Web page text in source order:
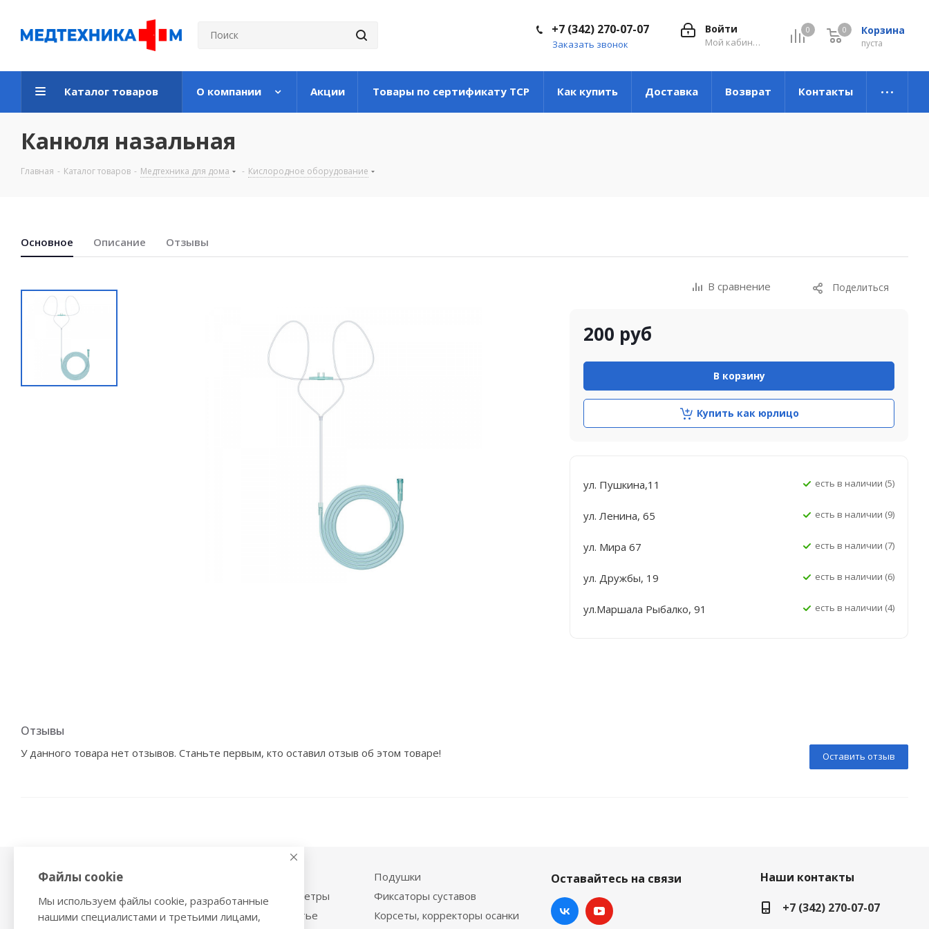
0 Корзина
0
пуста
0
Войти
Мой кабинет
+7 (342) 270-07-07
Заказать звонок
Каталог товаров О компании Акции Товары по сертификату ТСР Как купить Доставка Возврат Контакты
Канюля назальная
Главная - Каталог товаров - Медтехника для дома - Кислородное оборудование
Основноe Описание Отзывы
В сравнение Поделиться
200 руб
В корзину
Купить как юрлицо
ул. Пушкина,11 Есть в наличии (5)
ул. Ленина, 65 Есть в наличии (9)
ул. Мира 67 Есть в наличии (7)
ул. Дружбы, 19 Есть в наличии (6)
ул.Маршала Рыбалко, 91 Есть в наличии (4)
Отзывы
Оставить отзыв
У данного товара нет отзывов. Станьте первым, кто оставил отзыв об этом товаре!
Физиотерапия,
Ингаляторы
Механические тонометры
Тонометры на запястье
Подушки
Фиксаторы суставов
Корсеты, корректоры осанки
Оставайтесь на связи
Наши контакты
+7 (342) 270-07-07
Файлы cookie
Мы используем файлы cookie, разработанные
нашими специалистами и третьими лицами,